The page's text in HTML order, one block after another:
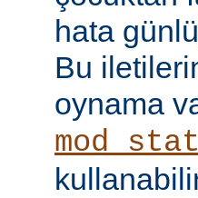
hata
Bu
oynama